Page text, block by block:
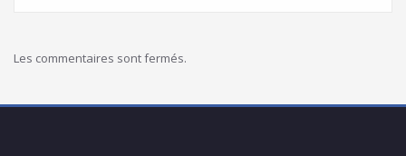
Les commentaires sont fermés.